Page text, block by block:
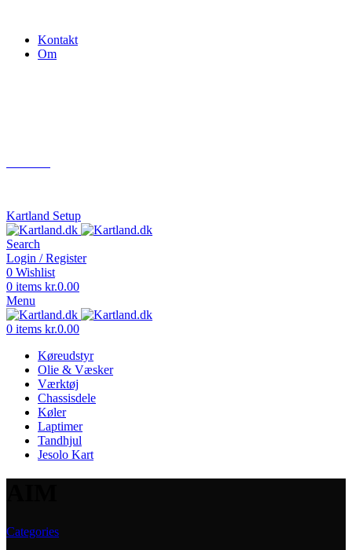
Kontakt
Om
Kartland Setup
Search
Login / Register
0 Wishlist
0 items kr.0.00
Menu
0 items kr.0.00
Køreudstyr
Olie & Væsker
Værktøj
Chassisdele
Køler
Laptimer
Tandhjul
Jesolo Kart
Categories